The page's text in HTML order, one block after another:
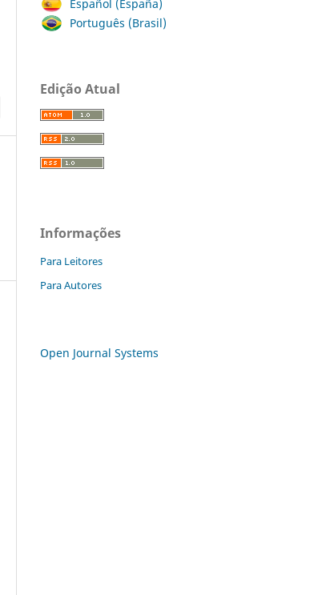
Español (España)
Português (Brasil)
Edição Atual
Informações
Para Leitores
Para Autores
Open Journal Systems